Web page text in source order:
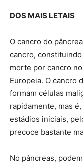
DOS MAIS LETAIS
O cancro do
cancro, constituindo
morte por cancro
Europeia. O cancro
formam células
rapidamente, mas
estádios iniciais,
precoce bastante
No pâncreas,